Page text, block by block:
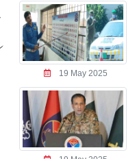
19 May 2025